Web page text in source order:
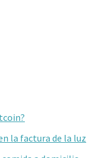
la factura de la luz